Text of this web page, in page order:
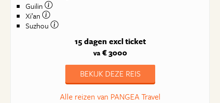
Guilin
Xi’an
Suzhou
15 dagen excl ticket
va€ 3000
BEKIJK DEZE REIS
Alle reizen van PANGEA Travel